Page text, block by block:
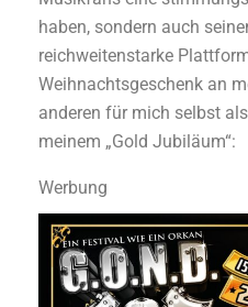
haben, sondern auch
reichweitenstarke
Weihnachtsgeschenk an
anderen für mich selbst
meinem „Gold Jubiläum“:
Werbung